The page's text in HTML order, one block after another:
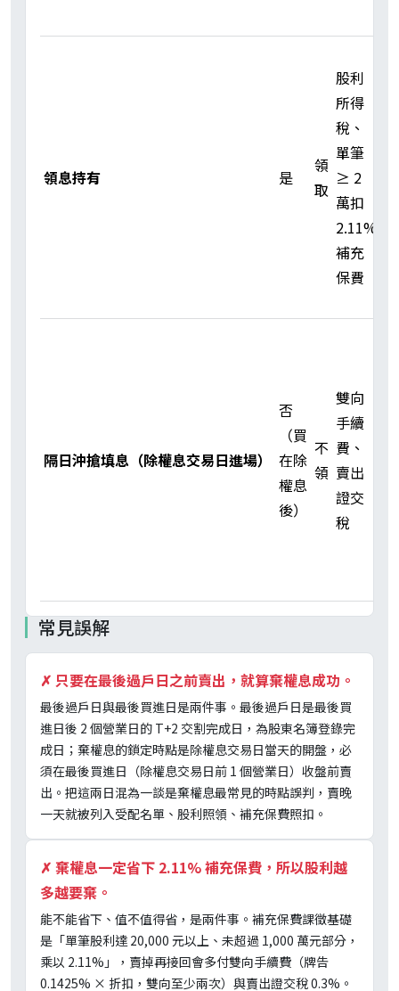
領息持有 是
領
取
股利
所得
稅、
單筆
≥ 2
萬扣
2.11%
補充
保費
隔日沖搶填息（除權息交易日進場）
否
（買
在除
權息
後）
不
領
雙向
手續
費、
賣出
證交
稅
常見誤解
✗ 只要在最後過戶日之前賣出，就算棄權息成功。
最後過戶日與最後買進日是兩件事。最後過戶日是最後買
進日後 2 個營業日的 T+2 交割完成日，為股東名簿登錄完
成日；棄權息的鎖定時點是除權息交易日當天的開盤，必
須在最後買進日（除權息交易日前 1 個營業日）收盤前賣
出。把這兩日混為一談是棄權息最常見的時點誤判，賣晚
一天就被列入受配名單、股利照領、補充保費照扣。
✗ 棄權息一定省下 2.11% 補充保費，所以股利越
多越要棄。
能不能省下、值不值得省，是兩件事。補充保費課徵基礎
是「單筆股利達 20,000 元以上、未超過 1,000 萬元部分，
乘以 2.11%」，賣掉再接回會多付雙向手續費（牌告
0.1425% × 折扣，雙向至少兩次）與賣出證交稅 0.3%。